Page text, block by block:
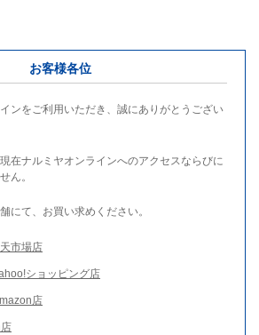
お客様各位
ンをご利用いただき、誠にありがとうござい
在ナルミヤオンラインへのアクセスならびに
ん。
にて、お買い求めください。
市場店
ショッピング店
店